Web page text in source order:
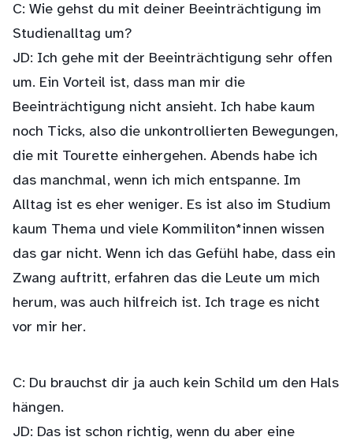
C: Wie gehst du mit deiner Beeinträchtigung im
Studienalltag um?
JD: Ich gehe mit der Beeinträchtigung sehr offen
um. Ein Vorteil ist, dass man mir die
Beeinträchtigung nicht ansieht. Ich habe kaum
noch Ticks, also die unkontrollierten Bewegungen,
die mit Tourette einhergehen. Abends habe ich
das manchmal, wenn ich mich entspanne. Im
Alltag ist es eher weniger. Es ist also im Studium
kaum Thema und viele Kommiliton*innen wissen
das gar nicht. Wenn ich das Gefühl habe, dass ein
Zwang auftritt, erfahren das die Leute um mich
herum, was auch hilfreich ist. Ich trage es nicht
vor mir her.
C: Du brauchst dir ja auch kein Schild um den Hals
hängen.
JD: Das ist schon richtig, wenn du aber eine